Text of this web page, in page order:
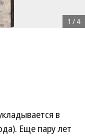
1 / 4
в
Еще пару лет